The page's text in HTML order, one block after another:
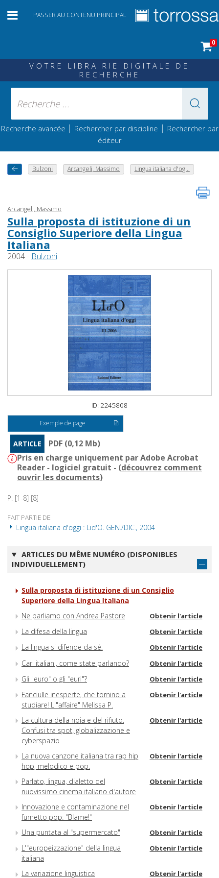
PASSER AU CONTENU PRINCIPAL
0
VOTRE LIBRAIRIE DIGITALE DE
RECHERCHE
Recherche avancée | Rechercher par discipline | Rechercher par
éditeur
Bulzoni Arcangeli, Massimo Lingua italiana d'og...
Arcangeli, Massimo
Sulla proposta di istituzione di un
Consiglio Superiore della Lingua
Italiana
2004 - Bulzoni
ID: 2245808
Exemple de page
ARTICLE
PDF (0,12 Mb)
Pris en charge uniquement par Adobe Acrobat
Reader - logiciel gratuit - (découvrez comment
ouvrir les documents)
P. [1-8] [8]
FAIT PARTIE DE
Lingua italiana d'oggi : Lid'O. GEN./DIC., 2004
ARTICLES DU MÊME NUMÉRO (DISPONIBLES
INDIVIDUELLEMENT)
Sulla proposta di istituzione di un Consiglio
Superiore della Lingua Italiana
Ne parliamo con Andrea Pastore
Obtenir l'article
La difesa della lingua Obtenir l'article
La lingua si difende da sé. Obtenir l'article
Cari italiani, come state parlando? Obtenir l'article
Gli "euro" o gli "euri"? Obtenir l'article
Fanciulle inesperte, che tornino a
studiare! L'"affaire" Melissa P.
Obtenir l'article
La cultura della noia e del rifiuto.
Confusi tra spot, globalizzazione e
cyberspazio
Obtenir l'article
La nuova canzone italiana tra rap hip
hop, melodico e pop.
Obtenir l'article
Parlato, lingua, dialetto del
nuovissimo cinema italiano d'autore
Obtenir l'article
Innovazione e contaminazione nel
fumetto pop: "Blame!"
Obtenir l'article
Una puntata al "supermercato" Obtenir l'article
L'"europeizzazione" della lingua
italiana
Obtenir l'article
La variazione linguistica
Obtenir l'article